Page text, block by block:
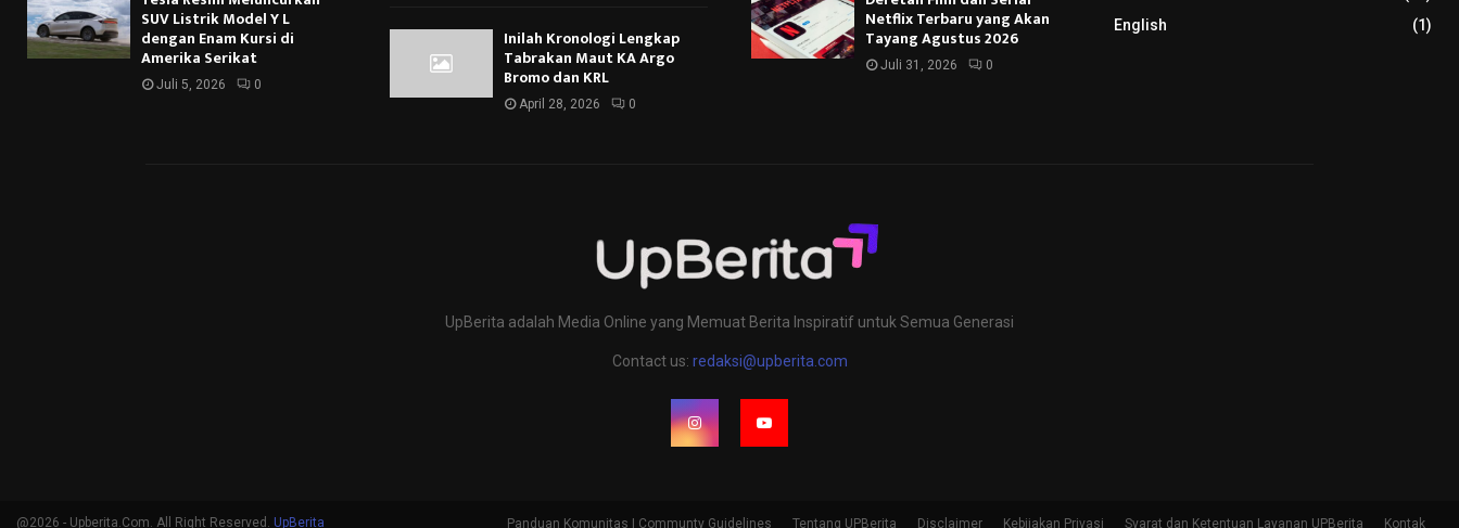
SUV Listrik Model Y L
dengan Enam Kursi di
Amerika Serikat
Juli 5, 2026 0
Inilah Kronologi Lengkap
Tabrakan Maut KA Argo
Bromo dan KRL
April 28, 2026 0
Netflix Terbaru yang Akan
Tayang Agustus 2026
Juli 31, 2026 0
English
(1)
UpBerita adalah Media Online yang Memuat Berita Inspiratif untuk Semua Generasi
Contact us: redaksi@upberita.com
@2026 - Upberita.Com. All Right Reserved. UpBerita Panduan Komunitas | Communty Guidelines Tentang UPBerita Disclaimer Kebijakan Privasi Syarat dan Ketentuan Layanan UPBerita Kontak